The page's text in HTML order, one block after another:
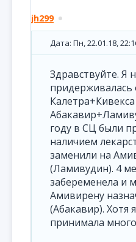
jh299
Дата: Пн, 22.01.18,
Здравствуйте. Я
придерживалась
году в СЦ были
наличием
заменили на
(Ламивудин). 4
забеременела и
Амивирену
(Абакавир). Хотя
принимала